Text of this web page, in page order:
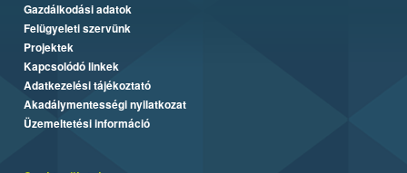
Gazdálkodási adatok
Felügyeleti szervünk
Projektek
Kapcsolódó linkek
Adatkezelési tájékoztató
Akadálymentességi nyilatkozat
Üzemeltetési információ